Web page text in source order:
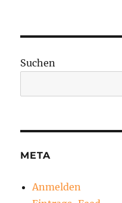
Suchen
META
Anmelden